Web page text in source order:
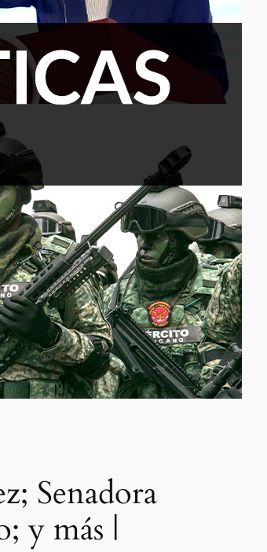
Senadora
y más |